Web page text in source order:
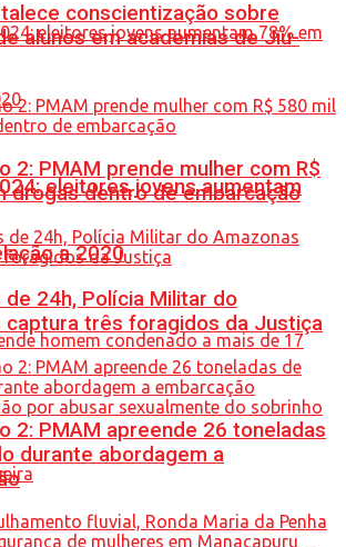
eleitores jovens aumentam
a 2020
conscientização sobre
alunos em academias de Jiu-
2: PMAM prende mulher com R$
drogas dentro de embarcação
de 24h, Polícia Militar do
captura três foragidos da Justiça
2: PMAM apreende 26 toneladas
durante abordagem a